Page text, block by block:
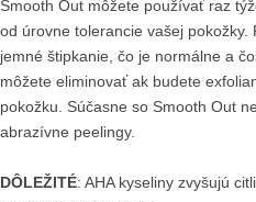
Smooth Out môžete používať raz
od úrovne tolerancie vašej
jemné štipkanie, čo je normálne a
môžete eliminovať ak budete
pokožku. Súčasne so Smooth Out
abrazívne peelingy.
DÔLEŽITÉ: AHA kyseliny zvyšujú